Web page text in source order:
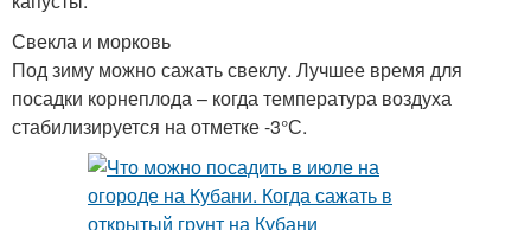
Свекла и морковь
Под зиму можно сажать свеклу. Лучшее время для
посадки корнеплода – когда температура воздуха
стабилизируется на отметке -3°С.